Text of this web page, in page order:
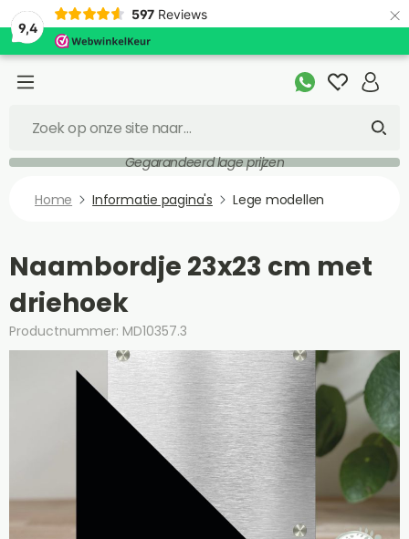
9,4
597 Reviews ×
Gegarandeerd lage prijzen
Home Informatie pagina's Lege modellen
Naambordje 23x23 cm met
driehoek
Productnummer: MD10357.3